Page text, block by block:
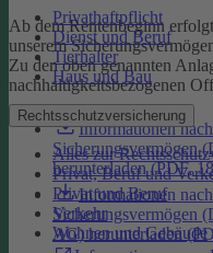
Privathaftpflicht
Dienst und Beruf
Tierhalter
Haus und Bau
Rechtsschutzversicherung
Alles zur
Privat, Beruf und
Privat und Beruf
Verkehr
Wohnen und Gebäude
Ab dem Rentenbeginn
unserem
Zu den oben genannten
nachhaltigkeitsbezogenen
Informationen
Sicherungsvermögen
herunterladen (PDF,
Informationen
Sicherungsvermögen
AG) herunterladen